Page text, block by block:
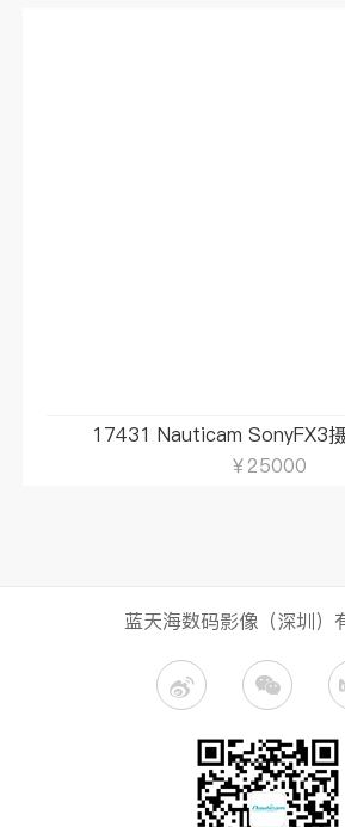
17431 Nauticam SonyFX3
￥25000
蓝天海数码影像（深圳）